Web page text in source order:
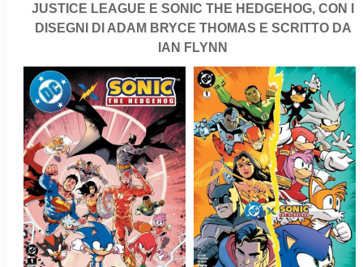
JUSTICE LEAGUE E SONIC THE HEDGEHOG, CON I
DISEGNI DI ADAM BRYCE THOMAS E SCRITTO DA
IAN FLYNN